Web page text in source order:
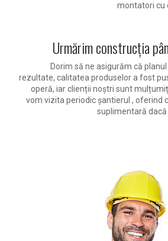
montatori cu
Urmărim construcția
Dorim să ne asigurăm că
rezultate, calitatea produselor a fost
operă, iar clienții noștri sunt
vom vizita periodic șantierul , oferind
suplimentară dacă